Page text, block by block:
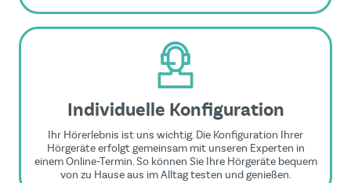
Individuelle Konfiguration
Ihr Hörerlebnis ist uns wichtig. Die Konfiguration Ihrer
Hörgeräte erfolgt gemeinsam mit unseren Experten in
einem Online-Termin. So können Sie Ihre Hörgeräte bequem
von zu Hause aus im Alltag testen und genießen.